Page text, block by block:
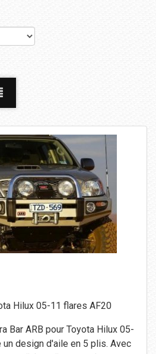
Hilux 05-11 flares AF20
Bar ARB pour Toyota Hilux 05-
design d'aile en 5 plis. Avec